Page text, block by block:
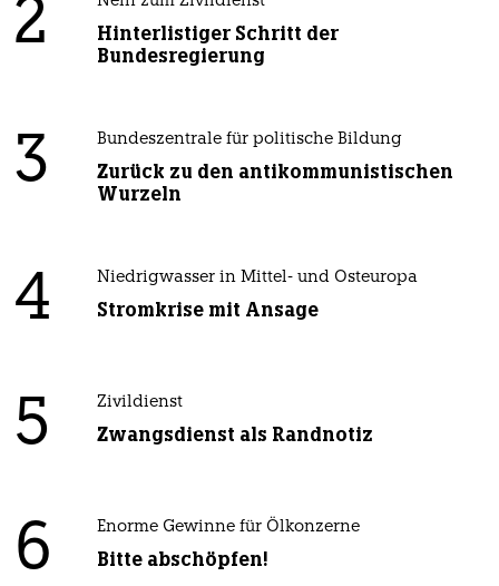
2
Hinterlistiger Schritt der
Bundesregierung
3 Bundeszentrale für politische Bildung
Zurück zu den antikommunistischen
Wurzeln
4 Niedrigwasser in Mittel- und Osteuropa
Stromkrise mit Ansage
5 Zivildienst
Zwangsdienst als Randnotiz
6 Enorme Gewinne für Ölkonzerne
Bitte abschöpfen!